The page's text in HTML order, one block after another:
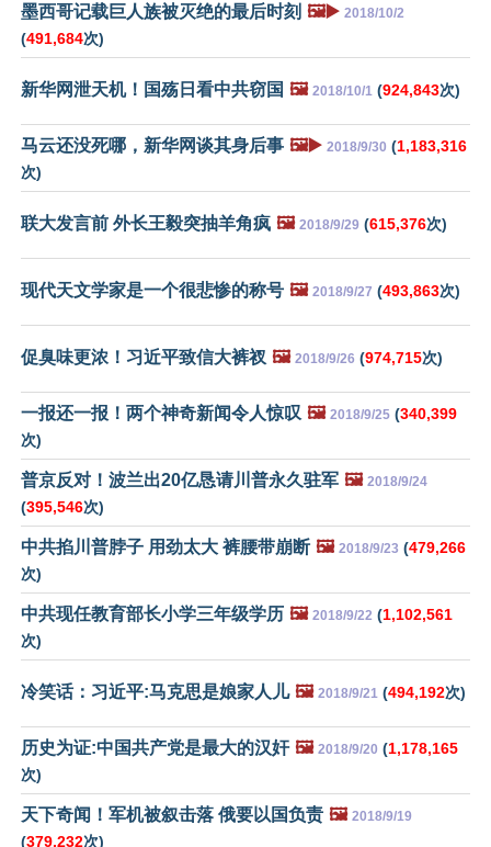
墨西哥记载巨人族被灭绝的最后时刻 🖼️▶️ 2018/10/2
(491,684次)
新华网泄天机！国殇日看中共窃国 🖼️ 2018/10/1 (924,843次)
马云还没死哪，新华网谈其身后事 🖼️▶️ 2018/9/30 (1,183,316
次)
联大发言前 外长王毅突抽羊角疯 🖼️ 2018/9/29 (615,376次)
现代天文学家是一个很悲惨的称号 🖼️ 2018/9/27 (493,863次)
促臭味更浓！习近平致信大裤衩 🖼️ 2018/9/26 (974,715次)
一报还一报！两个神奇新闻令人惊叹 🖼️ 2018/9/25 (340,399
次)
普京反对！波兰出20亿恳请川普永久驻军 🖼️ 2018/9/24
(395,546次)
中共掐川普脖子 用劲太大 裤腰带崩断 🖼️ 2018/9/23 (479,266
次)
中共现任教育部长小学三年级学历 🖼️ 2018/9/22 (1,102,561
次)
冷笑话：习近平:马克思是娘家人儿 🖼️ 2018/9/21 (494,192次)
历史为证:中国共产党是最大的汉奸 🖼️ 2018/9/20 (1,178,165
次)
天下奇闻！军机被叙击落 俄要以国负责 🖼️ 2018/9/19
(379,232次)